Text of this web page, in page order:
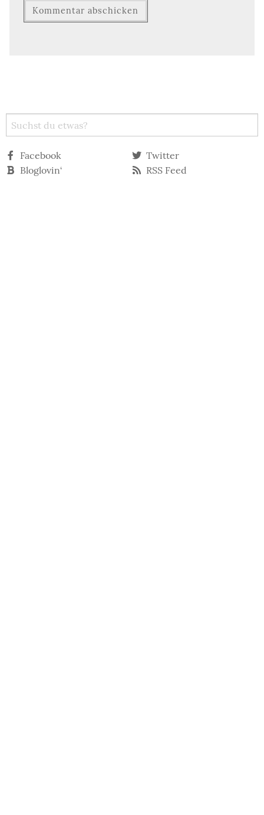
Facebook
Twitter
Bloglovin‘
RSS Feed